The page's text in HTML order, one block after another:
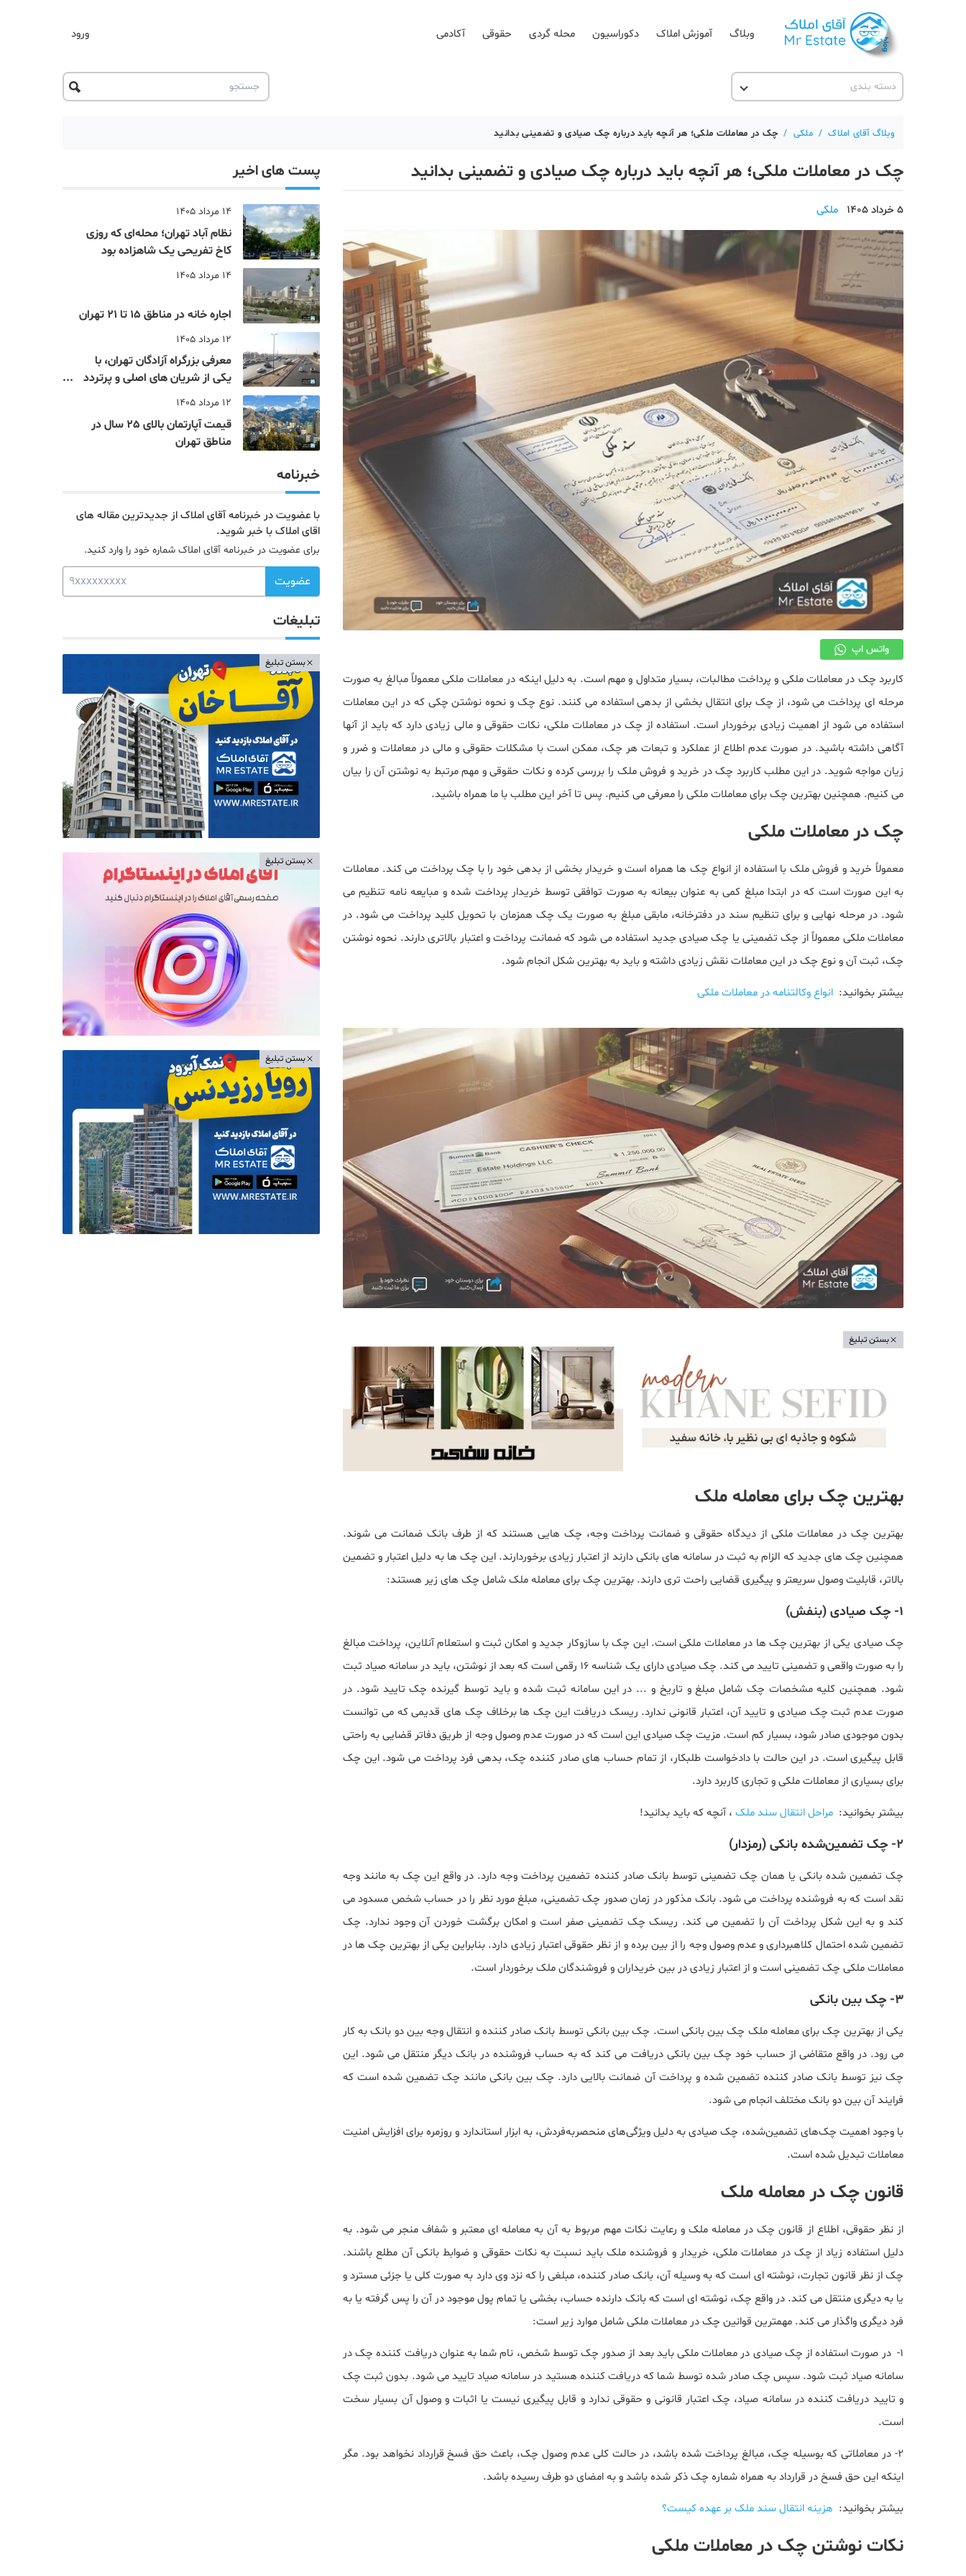
وبلاگ آموزش املاک دکوراسیون محله گردی حقوقی آکادمی ورود
دسته بندی
آقای مشاور املاک
آموزش پلتفرم آقای املاک
اخبار مسکن
تحلیل مسکن
حقوقی
دانستنی
دکوراسیون
صنعت ساختمان
محله گردی
معماری
ملکی
همایش و نمایشگاه
وبلاگ آقای املاک / ملکی / چک در معاملات ملکی؛ هر آنچه باید درباره چک صیادی و تضمینی بدانید
چک در معاملات ملکی؛ هر آنچه باید درباره چک صیادی و تضمینی بدانید
5 خرداد 1405 ملکی
واتس اپ
کاربرد چک در معاملات ملکی و پرداخت مطالبات، بسیار متداول و مهم است. به دلیل اینکه در معاملات ملکی معمولاً مبالغ به صورت
مرحله ای پرداخت می شود، از چک برای انتقال بخشی از بدهی استفاده می کنند. نوع چک و نحوه نوشتن چکی که در این معاملات
استفاده می شود از اهمیت زیادی برخوردار است. استفاده از چک در معاملات ملکی، نکات حقوقی و مالی زیادی دارد که باید از آنها
آگاهی داشته باشید. در صورت عدم اطلاع از عملکرد و تبعات هر چک، ممکن است با مشکلات حقوقی و مالی در معاملات و ضرر و
زیان مواجه شوید. در این مطلب کاربرد چک در خرید و فروش ملک را بررسی کرده و نکات حقوقی و مهم مرتبط به نوشتن آن را بیان
می کنیم. همچنین بهترین چک برای معاملات ملکی را معرفی می کنیم. پس تا آخر این مطلب با ما همراه باشید.
چک در معاملات ملکی
معمولاً خرید و فروش ملک با استفاده از انواع چک ها همراه است و خریدار بخشی از بدهی خود را با چک پرداخت می کند. معاملات
به این صورت است که در ابتدا مبلغ کمی به عنوان بیعانه به صورت توافقی توسط خریدار پرداخت شده و مبایعه نامه تنظیم می
شود. در مرحله نهایی و برای تنظیم سند در دفترخانه، مابقی مبلغ به صورت یک چک همزمان با تحویل کلید پرداخت می شود. در
معاملات ملکی معمولاً از چک تضمینی یا چک صیادی جدید استفاده می شود که ضمانت پرداخت و اعتبار بالاتری دارند. نحوه نوشتن
چک، ثبت آن و نوع چک در این معاملات نقش زیادی داشته و باید به بهترین شکل انجام شود.
بیشتر بخوانید: انواع وکالتنامه در معاملات ملکی
بستن تبلیغ
بهترین چک برای معامله ملک
بهترین چک در معاملات ملکی از دیدگاه حقوقی و ضمانت پرداخت وجه، چک هایی هستند که از طرف بانک ضمانت می شوند.
همچنین چک های جدید که الزام به ثبت در سامانه های بانکی دارند از اعتبار زیادی برخوردارند. این چک ها به دلیل اعتبار و تضمین
بالاتر، قابلیت وصول سریعتر و پیگیری قضایی راحت تری دارند. بهترین چک برای معامله ملک شامل چک های زیر هستند:
1- چک صیادی (بنفش)
چک صیادی یکی از بهترین چک ها در معاملات ملکی است. این چک با سازوکار جدید و امکان ثبت و استعلام آنلاین، پرداخت مبالغ
را به صورت واقعی و تضمینی تایید می کند. چک صیادی دارای یک شناسه 16 رقمی است که بعد از نوشتن، باید در سامانه صیاد ثبت
شود. همچنین کلیه مشخصات چک شامل مبلغ و تاریخ و ... در این سامانه ثبت شده و باید توسط گیرنده چک تایید شود. در
صورت عدم ثبت چک صیادی و تایید آن، اعتبار قانونی ندارد. ریسک دریافت این چک ها برخلاف چک های قدیمی که می توانست
بدون موجودی صادر شود، بسیار کم است. مزیت چک صیادی این است که در صورت عدم وصول وجه از طریق دفاتر قضایی به راحتی
قابل پیگیری است. در این حالت با دادخواست طلبکار، از تمام حساب های صادر کننده چک، بدهی فرد پرداخت می شود. این چک
برای بسیاری از معاملات ملکی و تجاری کاربرد دارد.
بیشتر بخوانید: مراحل انتقال سند ملک ، آنچه که باید بدانید!
2- چک تضمین‌شده بانکی (رمزدار)
چک تضمین شده بانکی یا همان چک تضمینی توسط بانک صادر کننده تضمین پرداخت وجه دارد. در واقع این چک به مانند وجه
نقد است که به فروشنده پرداخت می شود. بانک مذکور در زمان صدور چک تضمینی، مبلغ مورد نظر را در حساب شخص مسدود می
کند و به این شکل پرداخت آن را تضمین می کند. ریسک چک تضمینی صفر است و امکان برگشت خوردن آن وجود ندارد. چک
تضمین شده احتمال کلاهبرداری و عدم وصول وجه را از بین برده و از نظر حقوقی اعتبار زیادی دارد. بنابراین یکی از بهترین چک ها در
معاملات ملکی چک تضمینی است و از اعتبار زیادی در بین خریداران و فروشندگان ملک برخوردار است.
3- چک بین بانکی
یکی از بهترین چک برای معامله ملک چک بین بانکی است. چک بین بانکی توسط بانک صادر کننده و انتقال وجه بین دو بانک به کار
می رود. در واقع متقاضی از حساب خود چک بین بانکی دریافت می کند که به حساب فروشنده در بانک دیگر منتقل می شود. این
چک نیز توسط بانک صادر کننده تضمین شده و پرداخت آن ضمانت بالایی دارد. چک بین بانکی مانند چک تضمین شده است که
فرایند آن بین دو بانک مختلف انجام می شود.
با وجود اهمیت چک‌های تضمین‌شده، چک صیادی به دلیل ویژگی‌های منحصربه‌فردش، به ابزار استاندارد و روزمره برای افزایش امنیت
معاملات تبدیل شده است.
قانون چک در معامله ملک
از نظر حقوقی، اطلاع از قانون چک در معامله ملک و رعایت نکات مهم مربوط به آن به معامله ای معتبر و شفاف منجر می شود. به
دلیل استفاده زیاد از چک در معاملات ملکی، خریدار و فروشنده ملک باید نسبت به نکات حقوقی و ضوابط بانکی آن مطلع باشند.
چک از نظر قانون تجارت، نوشته ای است که به وسیله آن، بانک صادر کننده، مبلغی را که نزد وی دارد به صورت کلی یا جزئی مسترد و
یا به دیگری منتقل می کند. در واقع چک، نوشته ای است که بانک دارنده حساب، بخشی یا تمام پول موجود در آن را پس گرفته یا به
فرد دیگری واگذار می کند. مهمترین قوانین چک در معاملات ملکی شامل موارد زیر است:
1- در صورت استفاده از چک صیادی در معاملات ملکی باید بعد از صدور چک توسط شخص، نام شما به عنوان دریافت کننده چک در
سامانه صیاد ثبت شود. سپس چک صادر شده توسط شما که دریافت کننده هستید در سامانه صیاد تایید می شود. بدون ثبت چک
و تایید دریافت کننده در سامانه صیاد، چک اعتبار قانونی و حقوقی ندارد و قابل پیگیری نیست یا اثبات و وصول آن بسیار سخت
است.
2- در معاملاتی که بوسیله چک، مبالغ پرداخت شده باشد، در حالت کلی عدم وصول چک، باعث حق فسخ قرارداد نخواهد بود. مگر
اینکه این حق فسخ در قرارداد به همراه شماره چک ذکر شده باشد و به امضای دو طرف رسیده باشد.
بیشتر بخوانید: هزینه انتقال سند ملک بر عهده کیست؟
نکات نوشتن چک در معاملات ملکی
پست های اخیر
14 مرداد 1405
نظام‌ آباد تهران؛ محله‌ای که روزی
کاخ تفریحی یک شاهزاده بود
14 مرداد 1405
اجاره خانه در مناطق 15 تا 21 تهران
12 مرداد 1405
معرفی بزرگراه آزادگان تهران، با
یکی از شریان های اصلی و پرتردد
جنوب پایتخت آشنا شوید
12 مرداد 1405
قیمت آپارتمان بالای 25 سال در
مناطق تهران
خبرنامه
با عضویت در خبرنامه آقای املاک از جدیدترین مقاله های
اقای املاک با خبر شوید.
برای عضویت در خبرنامه آقای املاک شماره خود را وارد کنید.
عضویت
تبلیغات
بستن تبلیغ
بستن تبلیغ
بستن تبلیغ